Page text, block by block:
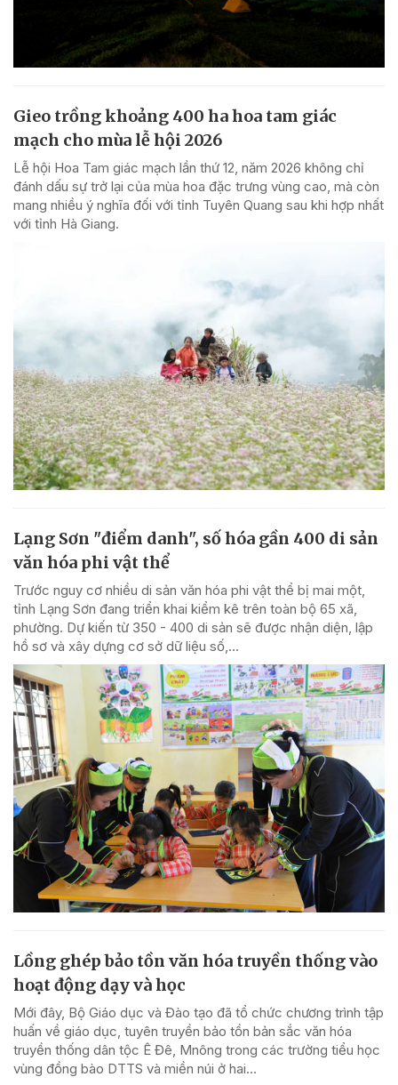
Gieo trồng khoảng 400 ha hoa tam giác
mạch cho mùa lễ hội 2026
Lễ hội Hoa Tam giác mạch lần thứ 12, năm 2026 không chỉ
đánh dấu sự trở lại của mùa hoa đặc trưng vùng cao, mà còn
mang nhiều ý nghĩa đối với tỉnh Tuyên Quang sau khi hợp nhất
với tỉnh Hà Giang.
Lạng Sơn "điểm danh", số hóa gần 400 di sản
văn hóa phi vật thể
Trước nguy cơ nhiều di sản văn hóa phi vật thể bị mai một,
tỉnh Lạng Sơn đang triển khai kiểm kê trên toàn bộ 65 xã,
phường. Dự kiến từ 350 - 400 di sản sẽ được nhận diện, lập
hồ sơ và xây dựng cơ sở dữ liệu số,...
Lồng ghép bảo tồn văn hóa truyền thống vào
hoạt động dạy và học
Mới đây, Bộ Giáo dục và Đào tạo đã tổ chức chương trình tập
huấn về giáo dục, tuyên truyền bảo tồn bản sắc văn hóa
truyền thống dân tộc Ê Đê, Mnông trong các trường tiểu học
vùng đồng bào DTTS và miền núi ở hai...